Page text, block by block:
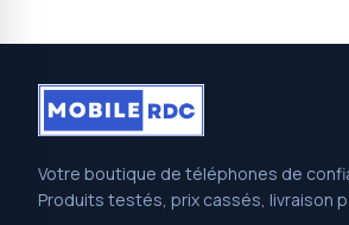
Votre boutique de téléphones de
Produits testés, prix cassés, livraison